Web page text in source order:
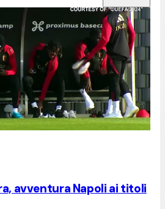
avventura Napoli ai titoli